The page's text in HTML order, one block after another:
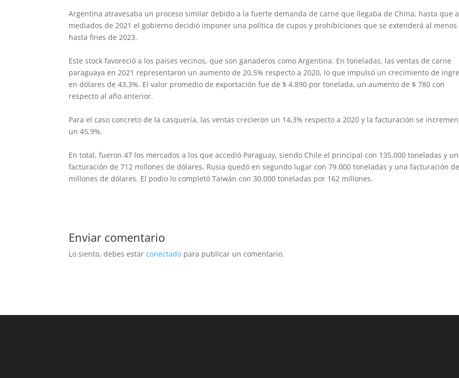
Argentina atravesaba un proceso similar debido a la fuerte demanda de carne que llegaba de China, hasta que a
mediados de 2021 el gobierno decidió imponer una política de cupos y prohibiciones que se extenderá al menos
hasta fines de 2023.
Este stock favoreció a los países vecinos, que son ganaderos como Argentina. En toneladas, las ventas de carne
paraguaya en 2021 representaron un aumento de 20,5% respecto a 2020, lo que impulsó un crecimiento de
en dólares de 43,3%. El valor promedio de exportación fue de $ 4.890 por tonelada, un aumento de $ 780 con
respecto al año anterior.
Para el caso concreto de la casquería, las ventas crecieron un 14,3% respecto a 2020 y la facturación se
un 45,9%.
En total, fueron 47 los mercados a los que accedió Paraguay, siendo Chile el principal con 135.000 toneladas y
facturación de 712 millones de dólares. Rusia quedó en segundo lugar con 79.000 toneladas y una facturación
millones de dólares. El podio lo completó Taiwán con 30.000 toneladas por 162 millones.
Enviar comentario
Lo siento, debes estarconectado para publicar un comentario.